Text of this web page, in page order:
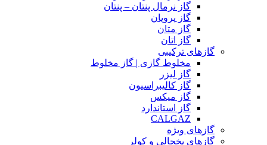
گاز نرمال پنتان – پنتان
گاز پروپان
گاز متان
گاز اتان
گازهای ترکیبی
مخلوط گازی | گاز مخلوط
گاز لیزر
گاز کالیبراسیون
گاز میکس
گاز استاندارد
CALGAZ
گازهای ویژه
گازهای یخچالی و کولر